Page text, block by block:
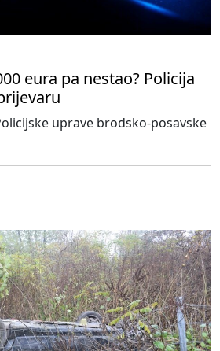
eura pa nestao? Policija
uprave brodsko-posavske